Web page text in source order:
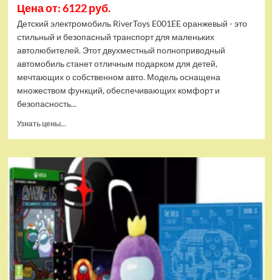
Цена от: 6122 руб.
Детский электромобиль RiverToys E001EE оранжевый - это
стильный и безопасный транспорт для маленьких
автолюбителей. Этот двухместный полноприводный
автомобиль станет отличным подарком для детей,
мечтающих о собственном авто. Модель оснащена
множеством функций, обеспечивающих комфорт и
безопасность...
Узнать цены...
Детский
электромобиль
RiverToys
E001EE
оранжевый